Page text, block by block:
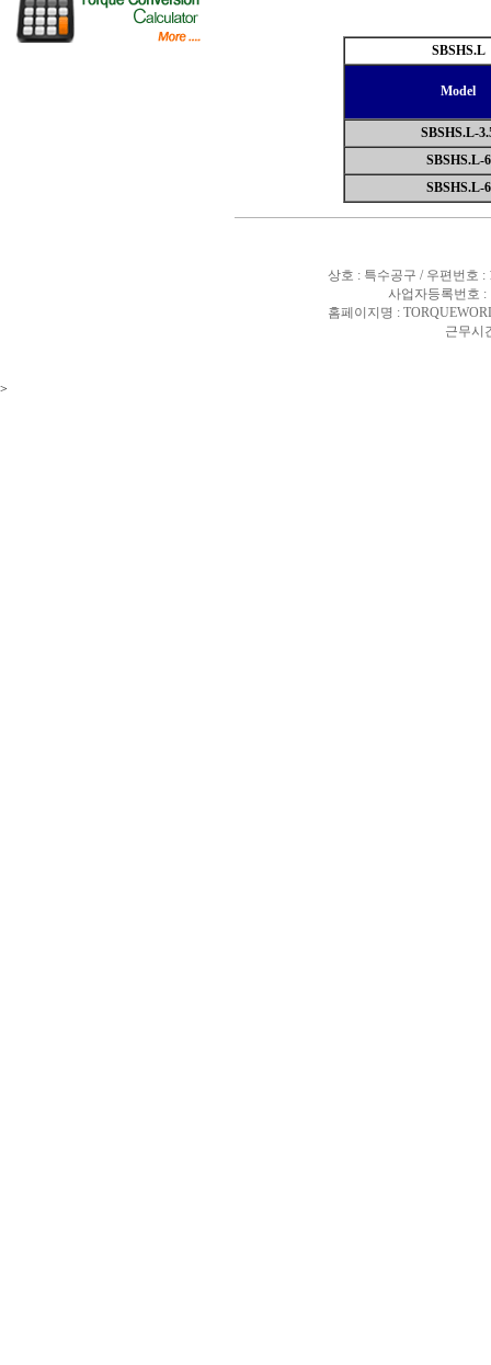
SBSHS.L
Model
SBSHS.L-
SBSHS.L-6
SBSHS.L-6
상호 : 특수공구 / 우편번호 :
사업자등록번호 :
홈페이지명 :
근무시
>